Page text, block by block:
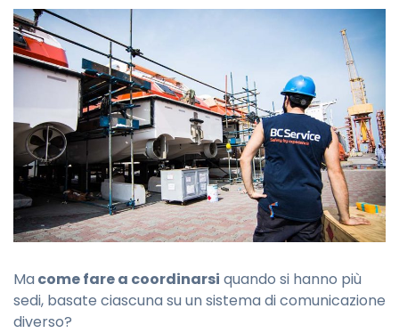
Ma come fare a coordinarsi quando si hanno più
sedi, basate ciascuna su un sistema di comunicazione
diverso?